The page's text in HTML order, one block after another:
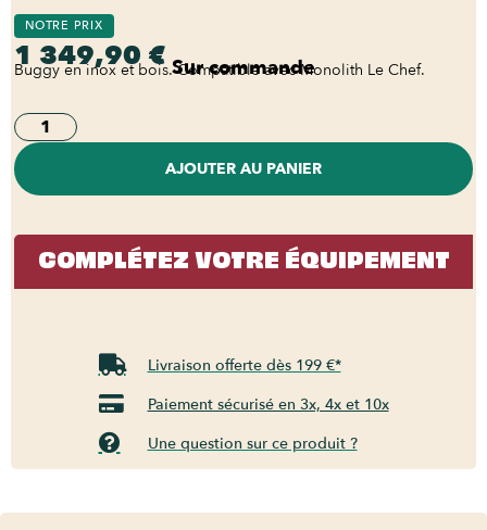
NOTRE PRIX
1 349,90 €
Buggy en inox et bois. Compatible avec Monolith Le Chef.
Sur commande
AJOUTER AU PANIER
COMPLÉTEZ VOTRE ÉQUIPEMENT
Livraison offerte dès 199 €*
Paiement sécurisé en 3x, 4x et 10x
Une question sur ce produit ?